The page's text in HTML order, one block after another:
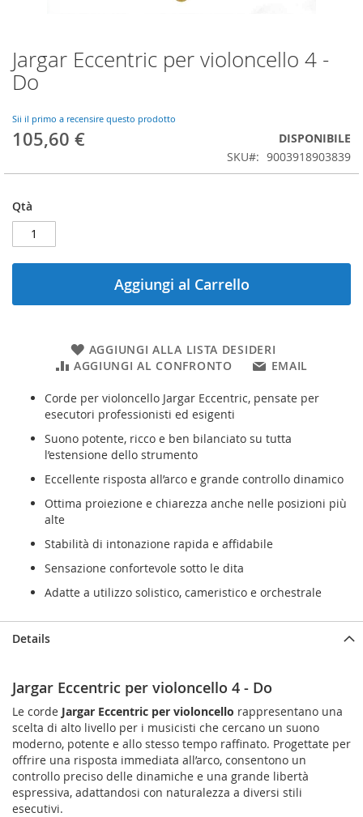
Vai
all'inizio
della
di
immagini
Jargar Eccentric per violoncello 4 -
Do
Sii il primo a recensire questo prodotto
105,60 €
DISPONIBILE
SKU
9003918903839
Qtà
Aggiungi al Carrello
AGGIUNGI ALLA LISTA DESIDERI
AGGIUNGI AL CONFRONTO
EMAIL
Corde per violoncello Jargar Eccentric, pensate per
esecutori professionisti ed esigenti
Suono potente, ricco e ben bilanciato su tutta
l’estensione dello strumento
Eccellente risposta all’arco e grande controllo dinamico
Ottima proiezione e chiarezza anche nelle posizioni più
alte
Stabilità di intonazione rapida e affidabile
Sensazione confortevole sotto le dita
Adatte a utilizzo solistico, cameristico e orchestrale
Details
Jargar Eccentric per violoncello 4 - Do
Le corde Jargar Eccentric per violoncello rappresentano una
scelta di alto livello per i musicisti che cercano un suono
moderno, potente e allo stesso tempo raffinato. Progettate per
offrire una risposta immediata all’arco, consentono un
controllo preciso delle dinamiche e una grande libertà
espressiva, adattandosi con naturalezza a diversi stili
esecutivi.